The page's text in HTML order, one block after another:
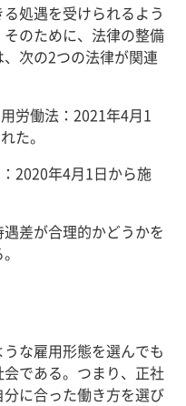
処遇を受けられるよう
のために、法律の整備
次の2つの法律が関連
労働法：2021年4月1
た。
2020年4月1日から施
差が合理的かどうかを
な雇用形態を選んでも
である。つまり、正社
に合った働き方を選び